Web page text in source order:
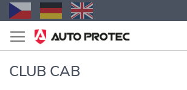
Přejít
na
obsah
CLUB CAB